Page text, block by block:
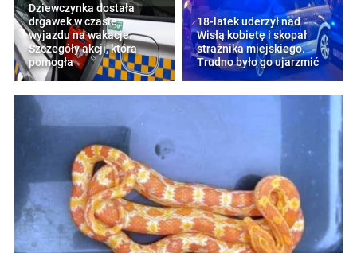
Dziewczynka dostała
drgawek w czasie
wyjazdu na wakacje.
Szczegóły akcji, która
pomogła
18-latek uderzył nad
Wisłą kobietę i skopał
strażnika miejskiego.
Trudno było go ujarzmić